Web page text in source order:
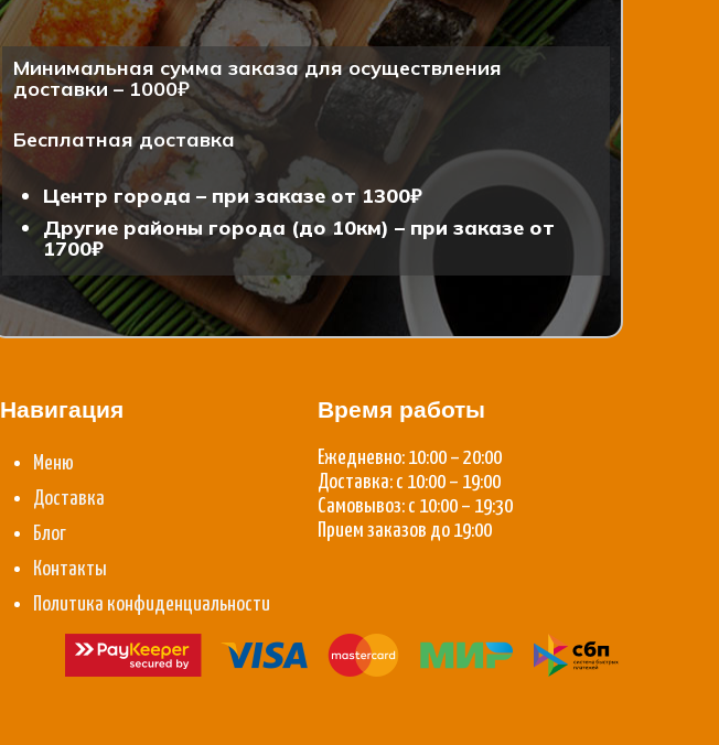
Минимальная сумма заказа для осуществления
доставки – 1000₽
Бесплатная доставка
Центр города – при заказе от 1300₽
Другие районы города (до 10км) – при заказе от
1700₽
Навигация
Меню
Доставка
Блог
Контакты
Политика конфиденциальности
Время работы
Ежедневно: 10:00 – 20:00
Доставка: с 10:00 – 19:00
Самовывоз: с 10:00 – 19:30
Прием заказов до 19:00